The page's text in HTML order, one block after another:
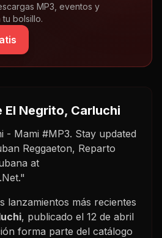
MP3, eventos y
bolsillo.
El Negrito, Carluchi
- Mami #MP3. Stay updated
Reggaeton, Reparto
at
lanzamientos más recientes
, publicado el 12 de abril
forma parte del catálogo